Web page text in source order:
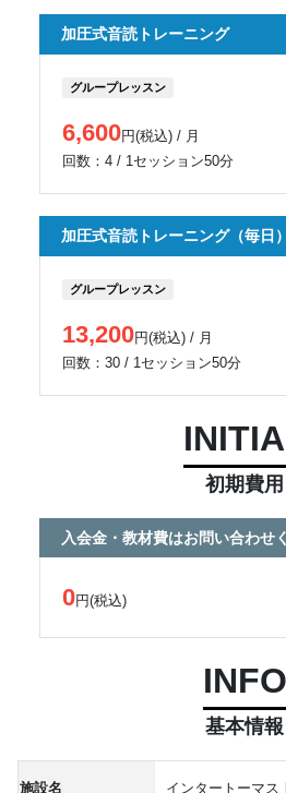
加圧式音読トレーニング
グループレッスン
6,600円(税込) / 月
回数：4 / 1セッション50分
加圧式音読トレーニング（毎日）
グループレッスン
13,200円(税込) / 月
回数：30 / 1セッション50分
初期費用
入会金・教材費はお問い合わせ
0円(税込)
INFO
基本情報
施設名 インタートーマス